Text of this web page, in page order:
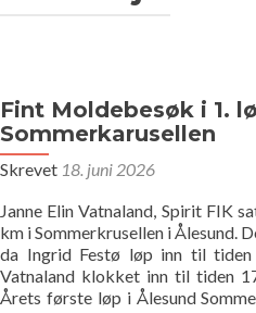
Fint Moldebesøk i 1.
Sommerkarusellen
Skrevet 18. juni 2026
Janne Elin Vatnaland, Spirit FIK
km i Sommerkrusellen i Ålesund.
da Ingrid Festø løp inn til
Vatnaland klokket inn til tiden
Årets første løp i Ålesund